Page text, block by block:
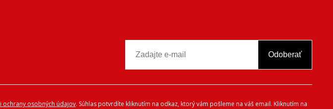
Odoberať
ochrany osobných údajov. Súhlas potvrdíte kliknutím na odkaz, ktorý vám pošleme na váš email. Kliknutím na